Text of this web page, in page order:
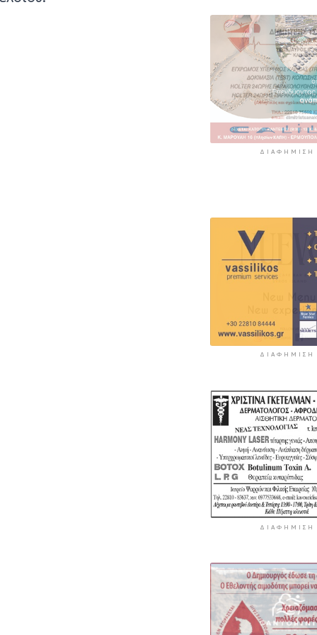
ΔΙΑΦΉΜΙΣΗ
ΔΙΑΦΉΜΙΣΗ
ΔΙΑΦΉΜΙΣΗ